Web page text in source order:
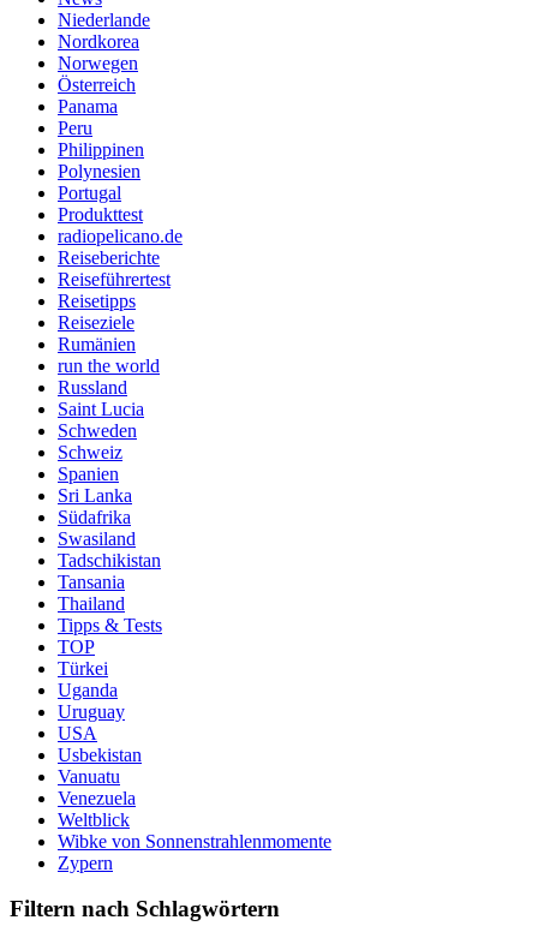
Niederlande
Nordkorea
Norwegen
Österreich
Panama
Peru
Philippinen
Polynesien
Portugal
Produkttest
radiopelicano.de
Reiseberichte
Reiseführertest
Reisetipps
Reiseziele
Rumänien
run the world
Russland
Saint Lucia
Schweden
Schweiz
Spanien
Sri Lanka
Südafrika
Swasiland
Tadschikistan
Tansania
Thailand
Tipps & Tests
TOP
Türkei
Uganda
Uruguay
USA
Usbekistan
Vanuatu
Venezuela
Weltblick
Wibke von Sonnenstrahlenmomente
Zypern
Filtern nach Schlagwörtern